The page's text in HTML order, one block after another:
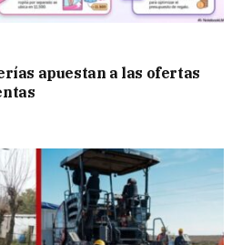
apuestan a las ofertas